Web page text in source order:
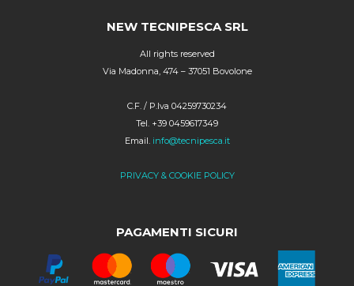
NEW TECNIPESCA SRL
All rights reserved
Via Madonna, 474 – 37051 Bovolone
C.F. / P.Iva 04259730234
Tel. +39 0459617349
Email. info@tecnipesca.it
PRIVACY & COOKIE POLICY
PAGAMENTI SICURI